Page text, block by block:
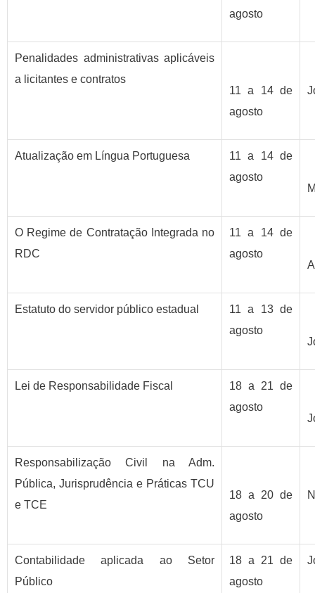
agosto
Penalidades administrativas aplicáveis
a licitantes e contratos
11 a 14 de
agosto
Atualização em Língua Portuguesa
11 a 14 de
agosto
O Regime de Contratação Integrada no
RDC
11 a 14 de
agosto
Estatuto do servidor público estadual
11 a 13 de
agosto
Lei de Responsabilidade Fiscal
18 a 21 de
agosto
Responsabilização Civil na Adm.
Pública, Jurisprudência e Práticas TCU
e TCE
18 a 20 de
agosto
Contabilidade aplicada ao Setor
Público
18 a 21 de
agosto